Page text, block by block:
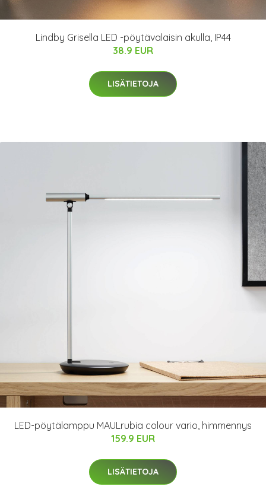
Lindby Grisella LED -pöytävalaisin akulla, IP44
38.9 EUR
LISÄTIETOJA
LED-pöytälamppu MAULrubia colour vario, himmennys
159.9 EUR
LISÄTIETOJA